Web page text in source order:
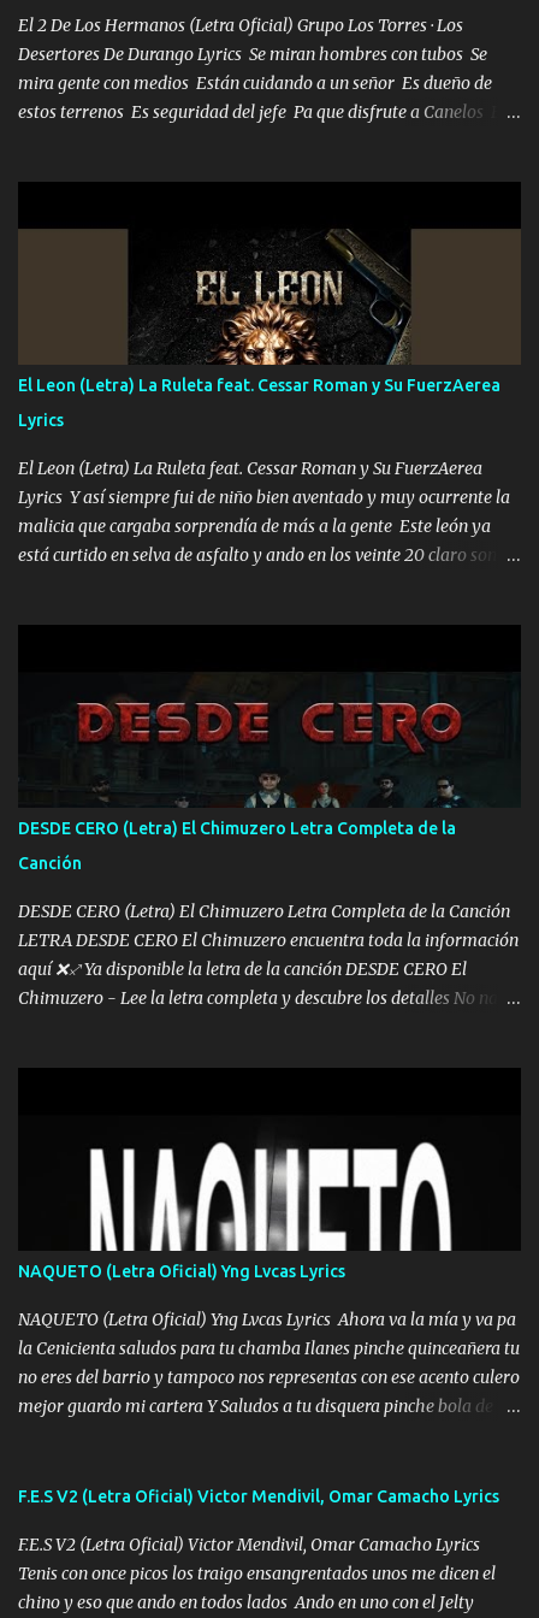
El 2 De Los Hermanos (Letra Oficial) Grupo Los Torres · Los
Desertores De Durango Lyrics Se miran hombres con tubos Se
mira gente con medios Están cuidando a un señor Es dueño de
estos terrenos Es seguridad del jefe Pa que disfrute a Canelos Es
ni tampoco las mujeres porque es platica de grandes por eso hay
que estar alegres doy las instrucciones para atender los deberes
Música Si es que salta algún problema de confianza tengo gente
ahí está el Hombre Cuarenta y también Pariente 7 arreglan
cualquier problema no más es cuestión que ordené NOS HACE
FALTA UN HERMANO DE CLAVE ERA EL 24 SIEMPRE FUE UN
HOMBRE VALIENTE POR ALGO M'URIÓ PELEAND0 SIEMPRE
VIO POR LA FAMILIA PARA QUE SIGA EL LEGADO Es el DOS de
los HERMANOS un cerebro inteligente y com...
El Leon (Letra) La Ruleta feat. Cessar Roman y Su FuerzAerea
Lyrics
El Leon (Letra) La Ruleta feat. Cessar Roman y Su FuerzAerea
Lyrics Y así siempre fui de niño bien aventado y muy ocurrente la
malicia que cargaba sorprendía de más a la gente Este león ya
está curtido en selva de asfalto y ando en los veinte 20 claro son
pa más pues hay charola les voy a dar hasta topar pues no hay de
otra Música Surcando bien mi camino voy por mi línea no veo a
los lados aquel que no corre vuela no se me duerm voy chicoteado
Ya pasé varias hazañas ya tienen rato que me agarran el colmillo
de este León los estatales no sé esperaron Al tiro esta la PrimiZa
también la nueve que cargo al lado doy la mano al que su amigo y
al traicionero damos pa abajo Y No me paran aquí hay pa más
pues hay charola les voy a dar hasta topar pues no hay de otra...
DESDE CERO (Letra) El Chimuzero Letra Completa de la
Canción
DESDE CERO (Letra) El Chimuzero Letra Completa de la Canción
LETRA DESDE CERO El Chimuzero encuentra toda la información
aquí ❌♐ Ya disponible la letra de la canción DESDE CERO El
Chimuzero - Lee la letra completa y descubre los detalles No nací
❌ www.elnorteduro.com ❌ Yo No limito los Sueños , si no existe
Uno pues Hallamos Modos , Si me caigo me Levanto, Aprendo Del
Error Y me sacudo El Lodo ❌ www.elnorteduro.com ❌ El Dinero
No me falta Pero Tampoco me Estorba , Por Eso Manejo Todo
Bien Regido Por mis Normas . Aquí no Se Sufre de Ego vengo Desde
Abajo y me costó subir Fue Con Trabajo Y Esfuerzo, Nada es
Regalado Me Super Invertir A Mí lado Una Princesa que A pesar de
Todo Siempre a estado ahí . Hecho pa...
NAQUETO (Letra Oficial) Yng Lvcas Lyrics
NAQUETO (Letra Oficial) Yng Lvcas Lyrics Ahora va la mía y va pa
la Cenicienta saludos para tu chamba Ilanes pinche quinceañera tu
no eres del barrio y tampoco nos representas con ese acento culero
mejor guardo mi cartera Y Saludos a tu disquera pinche bola de
amarrados y tu escondido entre el miedo Que el chacal mas caro
timbo tú tu ropa y tus joyas están iguales a ti todas nacas todas
chafas baratas como TAfi Y un trofeo para Jiménez por dejarse
embarazar aunque aquí huele algo raro y es que tu no estas jamas
F.E.S V2 (Letra Oficial) Victor Mendivil, Omar Camacho Lyrics
F.E.S V2 (Letra Oficial) Victor Mendivil, Omar Camacho Lyrics
Tenis con once picos los traigo ensangrentados unos me dicen el
chino y eso que ando en todos lados Ando en uno con el Jelty